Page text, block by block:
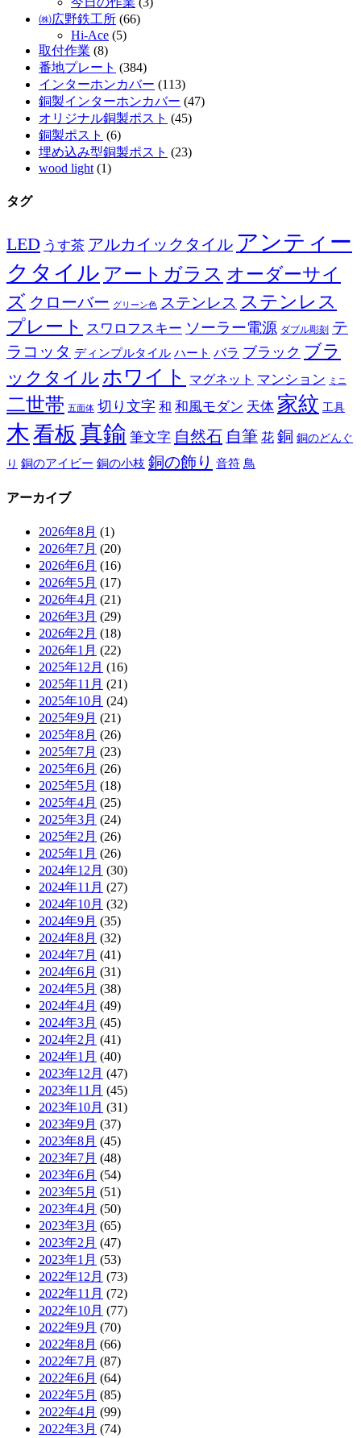
㈱広野鉄工所 (66)
Hi-Ace (5)
取付作業 (8)
番地プレート (384)
インターホンカバー (113)
銅製インターホンカバー (47)
オリジナル銅製ポスト (45)
銅製ポスト (6)
埋め込み型銅製ポスト (23)
wood light (1)
タグ
LED うす茶 アルカイックタイル アンティー
クタイル アートガラス オーダーサイ
ズ クローバー グリーン色 ステンレス ステンレス
プレート スワロフスキー ソーラー電源 ダブル彫刻 テ
ラコッタ ディンプルタイル ハート バラ ブラック ブラ
ックタイル ホワイト マグネット マンション ミニ
二世帯 五面体 切り文字 和 和風モダン 天体 家紋 工具
木看板 真鍮 筆文字 自然石 自筆 花 銅 銅のどんぐ
り 銅のアイビー 銅の小枝 銅の飾り 音符 鳥
アーカイブ
2026年8月 (1)
2026年7月 (20)
2026年6月 (16)
2026年5月 (17)
2026年4月 (21)
2026年3月 (29)
2026年2月 (18)
2026年1月 (22)
2025年12月 (16)
2025年11月 (21)
2025年10月 (24)
2025年9月 (21)
2025年8月 (26)
2025年7月 (23)
2025年6月 (26)
2025年5月 (18)
2025年4月 (25)
2025年3月 (24)
2025年2月 (26)
2025年1月 (26)
2024年12月 (30)
2024年11月 (27)
2024年10月 (32)
2024年9月 (35)
2024年8月 (32)
2024年7月 (41)
2024年6月 (31)
2024年5月 (38)
2024年4月 (49)
2024年3月 (45)
2024年2月 (41)
2024年1月 (40)
2023年12月 (47)
2023年11月 (45)
2023年10月 (31)
2023年9月 (37)
2023年8月 (45)
2023年7月 (48)
2023年6月 (54)
2023年5月 (51)
2023年4月 (50)
2023年3月 (65)
2023年2月 (47)
2023年1月 (53)
2022年12月 (73)
2022年11月 (72)
2022年10月 (77)
2022年9月 (70)
2022年8月 (66)
2022年7月 (87)
2022年6月 (64)
2022年5月 (85)
2022年4月 (99)
2022年3月 (74)